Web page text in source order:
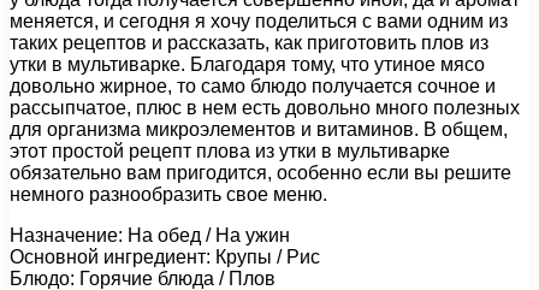
меняется, и сегодня я хочу поделиться с вами одним из
таких рецептов и рассказать, как приготовить плов из
утки в мультиварке. Благодаря тому, что утиное мясо
довольно жирное, то само блюдо получается сочное и
рассыпчатое, плюс в нем есть довольно много полезных
для организма микроэлементов и витаминов. В общем,
этот простой рецепт плова из утки в мультиварке
обязательно вам пригодится, особенно если вы решите
немного разнообразить свое меню.
Назначение: На обед / На ужин
Основной ингредиент: Крупы / Рис
Блюдо: Горячие блюда / Плов